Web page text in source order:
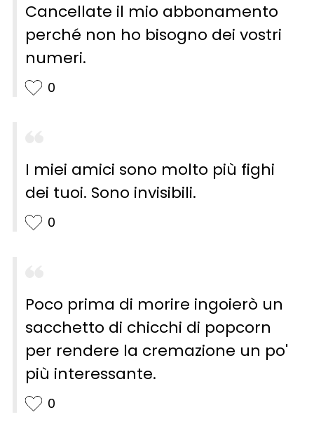
Cancellate il mio abbonamento
perché non ho bisogno dei vostri
numeri.
0
I miei amici sono molto più fighi
dei tuoi. Sono invisibili.
0
Poco prima di morire ingoierò un
sacchetto di chicchi di popcorn
per rendere la cremazione un po'
più interessante.
0